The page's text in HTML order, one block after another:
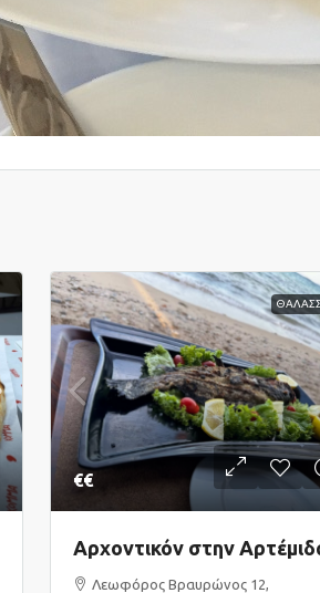
€€
Αρχοντικόν στην
Λεωφόρος Βραυρώνος 12,